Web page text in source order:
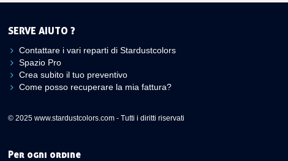
SERVE AIUTO ?
Contattare i vari reparti di Stardustcolors
Spazio Pro
Crea subito il tuo preventivo
Come posso recuperare la mia fattura?
© 2025 www.stardustcolors.com - Tutti i diritti riservati
Per ogni ordine